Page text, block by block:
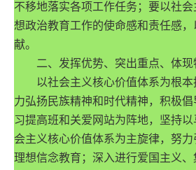
不移地落实各项工作任务；要以社
想政治教育工作的使命感和责任感
献。
二、发挥优势、突出重点、体现
以社会主义核心价值体系为根本
力弘扬民族精神和时代精神，积极
习提高班和关爱网站为阵地，坚持
会主义核心价值体系为主旋律，努
理想信念教育；深入进行爱国主义